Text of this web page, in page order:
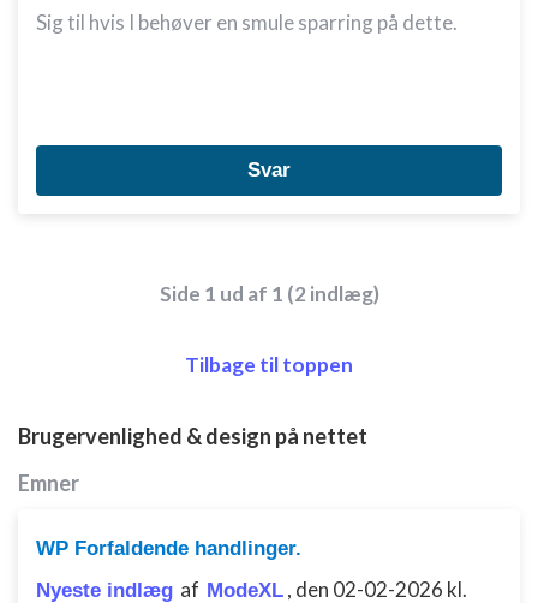
Sig til hvis I behøver en smule sparring på dette.
Svar
Side 1 ud af 1 (2 indlæg)
Tilbage til toppen
Brugervenlighed & design på nettet
Emner
WP Forfaldende handlinger.
Nyeste indlæg af ModeXL , den 02-02-2026 kl.